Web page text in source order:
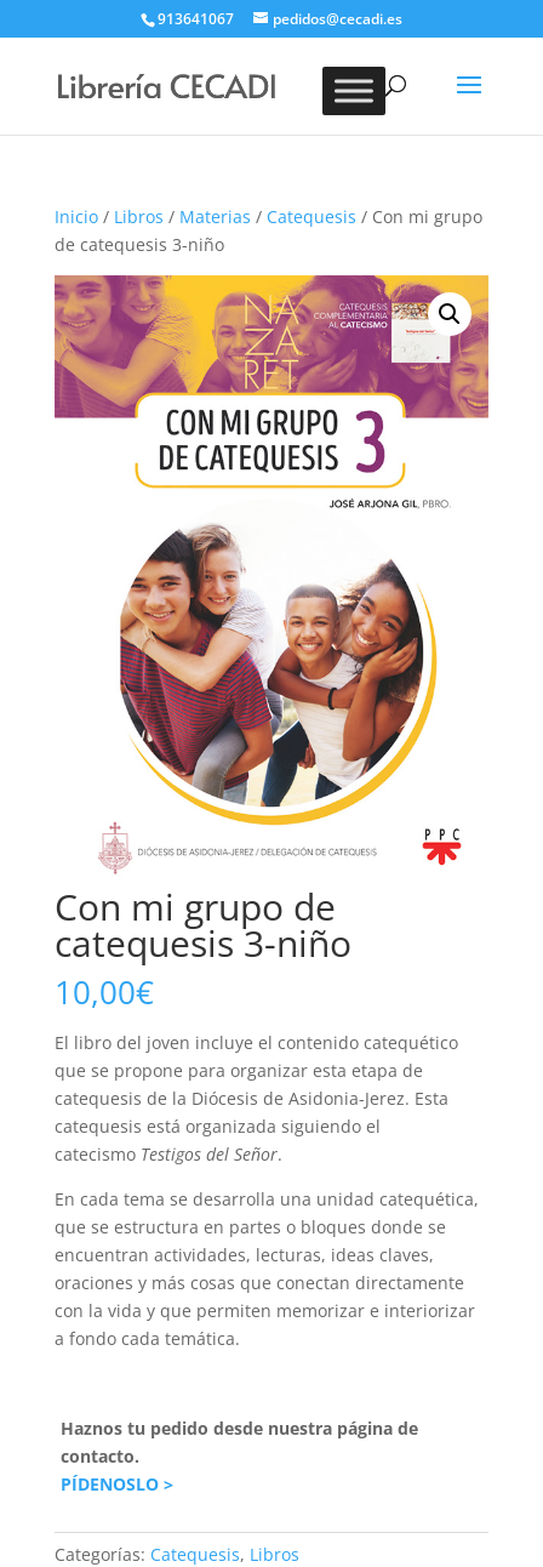
913641067 pedidos@cecadi.es
BUSCAR
Inicio/ Libros / Materias / Catequesis / Con mi grupo
de catequesis 3-niño
Con mi grupo de
catequesis 3-niño
10,00€
El libro del joven incluye el contenido catequético
que se propone para organizar esta etapa de
catequesis de la Diócesis de Asidonia-Jerez. Esta
catequesis está organizada siguiendo el
catecismo Testigos del Señor.
En cada tema se desarrolla una unidad catequética,
que se estructura en partes o bloques donde se
encuentran actividades, lecturas, ideas claves,
oraciones y más cosas que conectan directamente
con la vida y que permiten memorizar e interiorizar
a fondo cada temática.
Haznos tu pedido desde nuestra página de
contacto.
PÍDENOSLO >
Categorías: Catequesis, Libros